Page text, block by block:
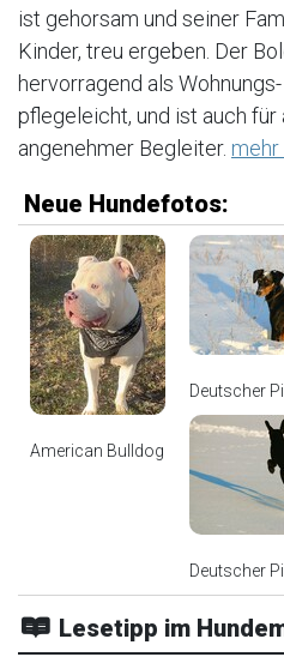
ist gehorsam und seiner
Kinder, treu ergeben. Der
hervorragend als
pflegeleicht, und ist auch
angenehmer Begleiter. mehr
Neue Hundefotos:
American Bulldog
Deutscher
Deutscher
Lesetipp im